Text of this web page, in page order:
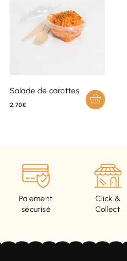
Salade de carottes
2,70€
Paiement
sécurisé
Click &
Collect